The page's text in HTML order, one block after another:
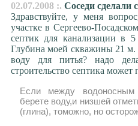
02.07.2008 :. Cоседи сделали
Здравствуйте, у меня
участке в Сергеево-
септик для канализации в
Глубина моей скважины 21 м.
воду для питья? надо
строительство септика может
Если между
берете воду,и низшей
(глина), томожно, но